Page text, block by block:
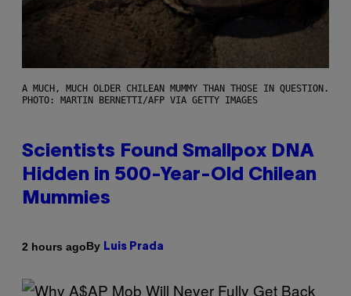
A MUCH, MUCH OLDER CHILEAN MUMMY THAN THOSE IN QUESTION.
PHOTO: MARTIN BERNETTI/AFP VIA GETTY IMAGES
Scientists Found Smallpox DNA
Hidden in 500-Year-Old Chilean
Mummies
2 hours agoBy Luis Prada